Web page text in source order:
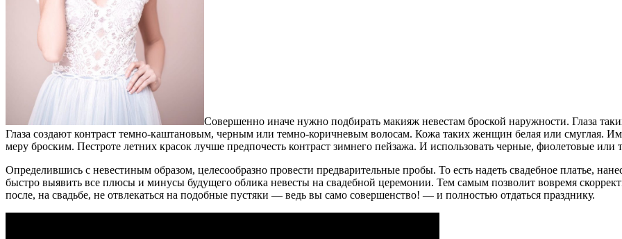
Совершенно иначе нужно подбирать макияж невестам броской наружности. Глаза
Глаза создают контраст темно-каштановым, черным или темно-коричневым волосам. Кожа таких женщин белая или смуглая.
меру броским. Пестроте летних красок лучше предпочесть контраст зимнего пейзажа. И использовать черные, фиолетовые
Определившись с невестиным образом, целесообразно провести предварительные пробы. То есть надеть свадебное платье,
быстро выявить все плюсы и минусы будущего облика невесты на свадебной церемонии. Тем самым позволит вовремя
после, на свадьбе, не отвлекаться на подобные пустяки — ведь вы само совершенство! — и полностью отдаться празднику.